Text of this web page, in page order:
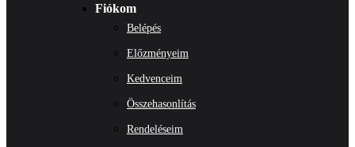
Fiókom
Belépés
Előzményeim
Kedvenceim
Összehasonlítás
Rendeléseim